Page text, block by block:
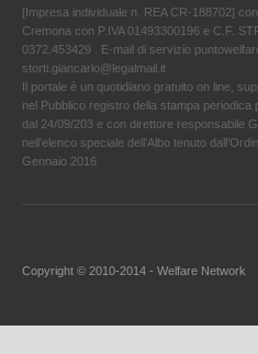
[Impresa individuale n. REA CR-188702]
Cremona con P.IVA 01493300196 e C.F.
0372.453429 . E-mail di servizio
storti.giancarlo@legalmail.it
Il portale è un quotidiano gratuito on line,
nel Pubblico registro della stampa
dal 24/09/203 e con direttore responsabile
nell’elenco speciale dell’Albo tenuto
Gennaio 2016
Copyright © 2010-2014 - Welfare Network